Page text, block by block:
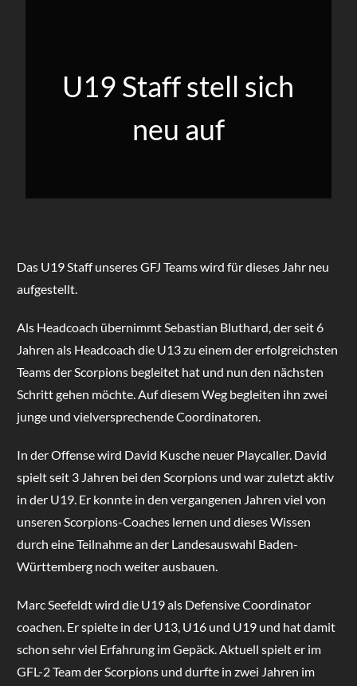
U19 Staff stell sich
neu auf
Das U19 Staff unseres GFJ Teams wird für dieses Jahr neu
aufgestellt.
Als Headcoach übernimmt Sebastian Bluthard, der seit 6
Jahren als Headcoach die U13 zu einem der erfolgreichsten
Teams der Scorpions begleitet hat und nun den nächsten
Schritt gehen möchte. Auf diesem Weg begleiten ihn zwei
junge und vielversprechende Coordinatoren.
In der Offense wird David Kusche neuer Playcaller. David
spielt seit 3 Jahren bei den Scorpions und war zuletzt aktiv
in der U19. Er konnte in den vergangenen Jahren viel von
unseren Scorpions-Coaches lernen und dieses Wissen
durch eine Teilnahme an der Landesauswahl Baden-
Württemberg noch weiter ausbauen.
Marc Seefeldt wird die U19 als Defensive Coordinator
coachen. Er spielte in der U13, U16 und U19 und hat damit
schon sehr viel Erfahrung im Gepäck. Aktuell spielt er im
GFL-2 Team der Scorpions und durfte in zwei Jahren im